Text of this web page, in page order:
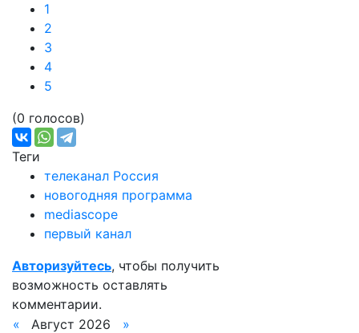
1
2
3
4
5
(0 голосов)
Теги
телеканал Россия
новогодняя программа
mediascope
первый канал
Авторизуйтесь, чтобы получить
возможность оставлять
комментарии.
«
Август 2026
»